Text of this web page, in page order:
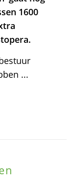
1600
...